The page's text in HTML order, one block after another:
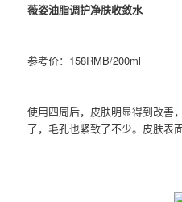
薇姿油脂调护净肤收敛水
参考价：158RMB/200ml
使用四周后，皮肤明显得到改善
了，毛孔也紧致了不少。皮肤表